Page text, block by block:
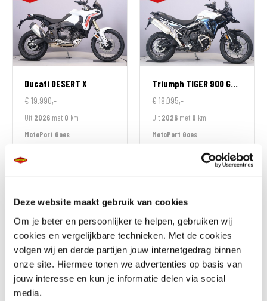
Deze website maakt gebruik van cookies
Om je beter en persoonlijker te helpen, gebruiken wij
cookies en vergelijkbare technieken. Met de cookies
volgen wij en derde partijen jouw internetgedrag binnen
onze site. Hiermee tonen we advertenties op basis van
jouw interesse en kun je informatie delen via social
media.
Ducati DESERT X
€ 19.990,-
Uit 2026 met 0 km
MotoPort Goes
Triumph TIGER 900 GT ALPINE EDITION
€ 19.095,-
Uit 2026 met 0 km
MotoPort Goes
Triumph TIGER SPORT 800
€ 13.795,-
Uit2026
Honda
CBR 600 RR
€ 13.799,-